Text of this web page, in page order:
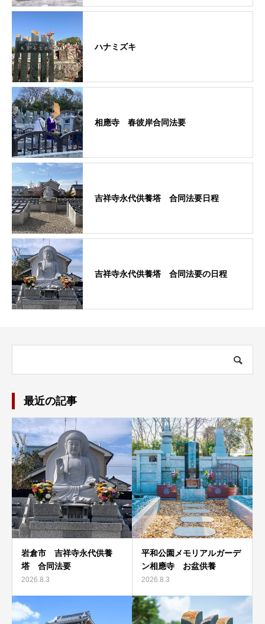
ハナミズキ
相應寺 春彼岸合同法要
吉祥寺永代供養塔 合同法要日程
吉祥寺永代供養塔 合同法要の日程
最近の記事
岩倉市 吉祥寺永代供養
塔 合同法要
2026.8.3
平和公園メモリアルガーデ
ン相應寺 お盆供養
2026.8.3